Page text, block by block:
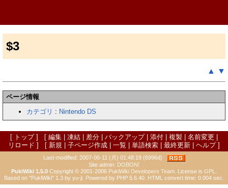
$3
▲ ▼
ページ情報
カテゴリ : Nintendo DS
[ トップ] [ 編集 凍結 差分 バックアップ| 添付 複製 名前変更
リロード ] [ 新規 子ページ作成 一覧 単語検索 最終更新 ヘルプ]
Last-modified: 2007-06-11 (月) 01:48:19 (6996d)
Site admin: DOBON!
PukiWiki 1.5.0 Copyright © 2001-2006 PukiWiki Developers Team . License is GPL
Based on "PukiWiki" 1.3 by yu-ji . Powered by PHP 5.6.40. HTML convert time: 0.004 sec.